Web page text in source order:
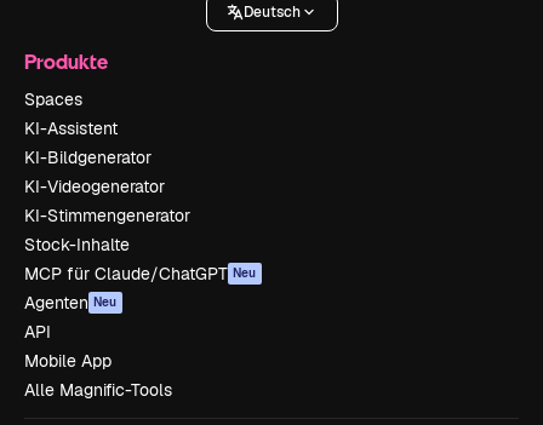
Deutsch
Produkte
Spaces
KI-Assistent
KI-Bildgenerator
KI-Videogenerator
KI-Stimmengenerator
Stock-Inhalte
MCP für Claude/ChatGPT Neu
Agenten Neu
API
Mobile App
Alle Magnific-Tools